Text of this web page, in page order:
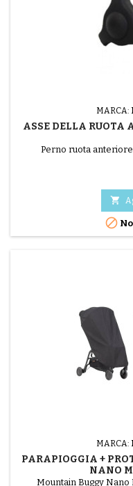
MARCA:
ASSE DELLA RUOTA
Perno ruota


MARCA:
PARAPIOGGIA +
NANO
Mountain Buggy Nano